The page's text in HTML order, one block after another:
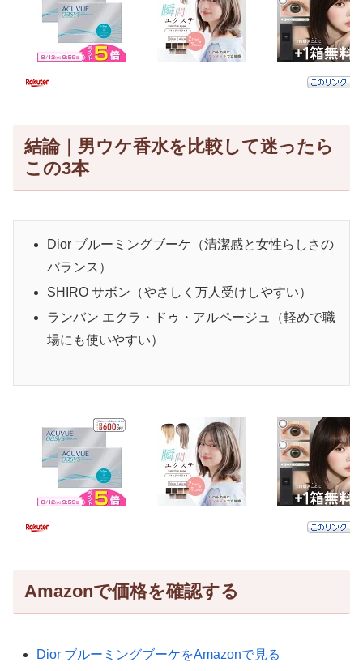
結論｜男ウケ香水を比較して迷ったら
この3本
Dior ブルーミングブーケ（清潔感と女性らしさの
バランス）
SHIRO サボン（やさしく万人受けしやすい）
ランバン エクラ・ドゥ・アルページュ（軽めで職
場にも使いやすい）
Amazonで価格を確認する
Dior ブルーミングブーケをAmazonで見る